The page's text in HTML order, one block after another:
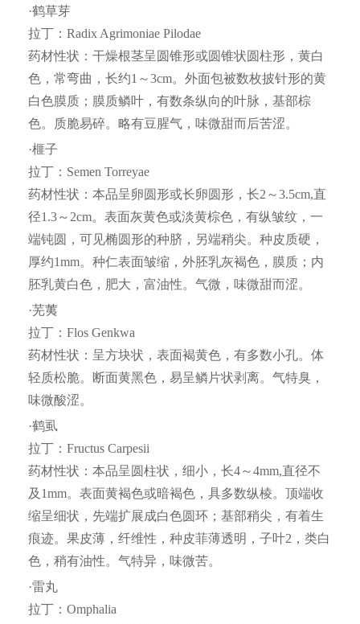
·鹤草芽
拉丁：Radix Agrimoniae Pilodae
药材性状：干燥根茎呈圆锥形或圆锥状圆柱形，黄白
色，常弯曲，长约1～3cm。外面包被数枚披针形的黄
白色膜质；膜质鳞叶，有数条纵向的叶脉，基部棕
色。质脆易碎。略有豆腥气，味微甜而后苦涩。
·榧子
拉丁：Semen Torreyae
药材性状：本品呈卵圆形或长卵圆形，长2～3.5cm,直
径1.3～2cm。表面灰黄色或淡黄棕色，有纵皱纹，一
端钝圆，可见椭圆形的种脐，另端稍尖。种皮质硬，
厚约1mm。种仁表面皱缩，外胚乳灰褐色，膜质；内
胚乳黄白色，肥大，富油性。气微，味微甜而涩。
·芜荑
拉丁：Flos Genkwa
药材性状：呈方块状，表面褐黄色，有多数小孔。体
轻质松脆。断面黄黑色，易呈鳞片状剥离。气特臭，
味微酸涩。
·鹤虱
拉丁：Fructus Carpesii
药材性状：本品呈圆柱状，细小，长4～4mm,直径不
及1mm。表面黄褐色或暗褐色，具多数纵棱。顶端收
缩呈细状，先端扩展成白色圆环；基部稍尖，有着生
痕迹。果皮薄，纤维性，种皮菲薄透明，子叶2，类白
色，稍有油性。气特异，味微苦。
·雷丸
拉丁：Omphalia